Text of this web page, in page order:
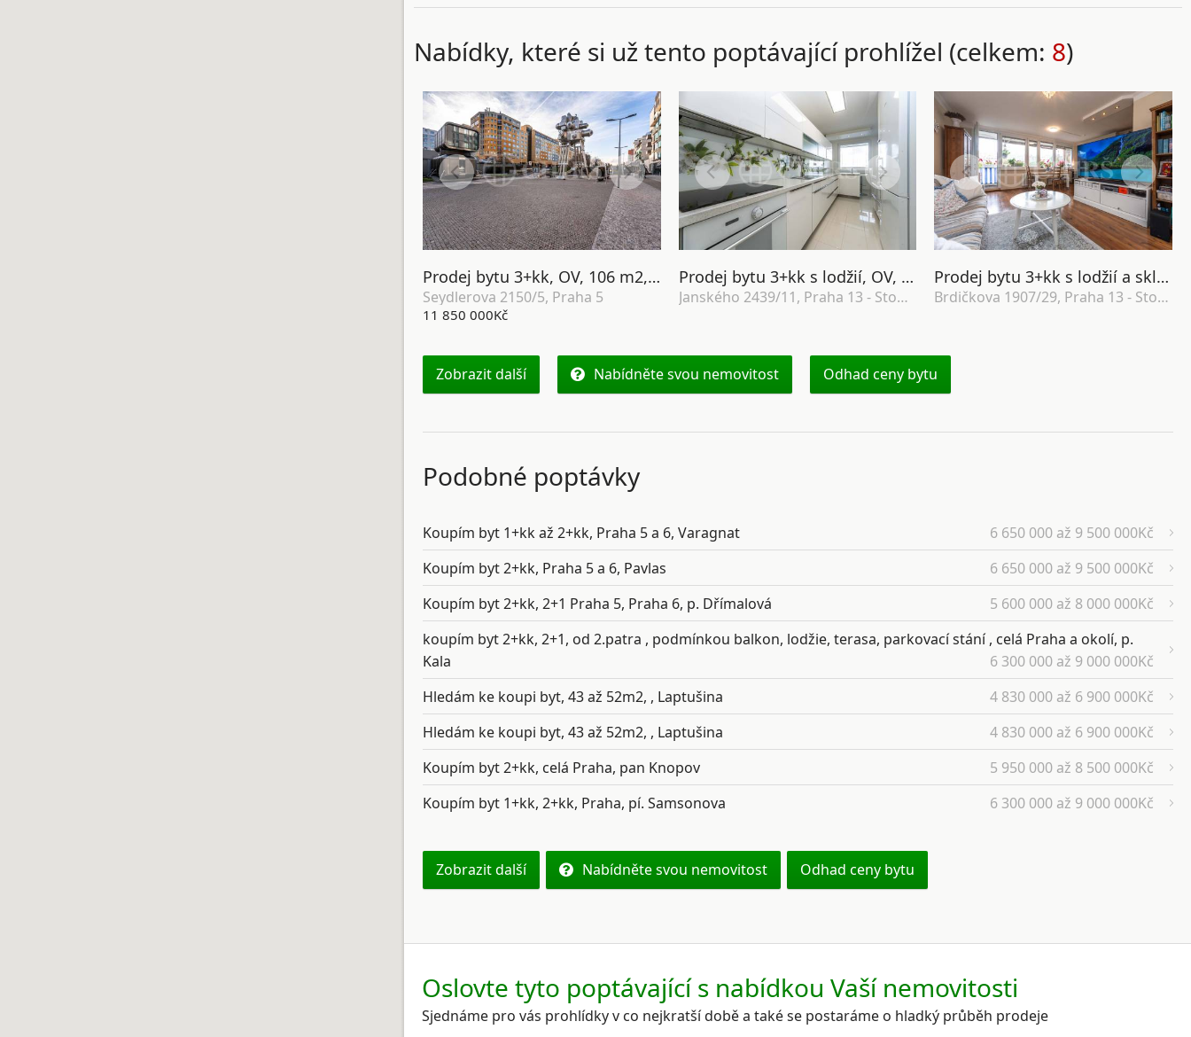
Nabídky, které si už tento poptávající prohlížel (celkem: 8)
Prodej bytu 3+kk, OV, 106 m2, ul. Seydlerova 2150/5, Praha 5 - Nové Butovice
Seydlerova 2150/5, Praha 5
11 850 000Kč
Prodej bytu 3+kk s lodžií, OV, 83m2, ul. Janského 2439/11, Praha 13 - Stodůlky
Janského 2439/11, Praha 13 - Stodůlky
Prodej bytu 3+kk s lodžií a sklepem, OV, 75m2, ul. Brdičkova 1907/29, Praha 13 - Stodůlky
Brdičkova 1907/29, Praha 13 - Stodůlky
Zobrazit další Nabídněte svou nemovitost Odhad ceny bytu
Podobné poptávky
Koupím byt 1+kk až 2+kk, Praha 5 a 6, Varagnat
6 650 000 až 9 500 000Kč
Koupím byt 2+kk, Praha 5 a 6, Pavlas
6 650 000 až 9 500 000Kč
Koupím byt 2+kk, 2+1 Praha 5, Praha 6, p. Dřímalová
5 600 000 až 8 000 000Kč
koupím byt 2+kk, 2+1, od 2.patra , podmínkou balkon, lodžie, terasa, parkovací stání , celá Praha a okolí, p.
Kala
6 300 000 až 9 000 000Kč
Hledám ke koupi byt, 43 až 52m2, , Laptušina
4 830 000 až 6 900 000Kč
Hledám ke koupi byt, 43 až 52m2, , Laptušina
4 830 000 až 6 900 000Kč
Koupím byt 2+kk, celá Praha, pan Knopov
5 950 000 až 8 500 000Kč
Koupím byt 1+kk, 2+kk, Praha, pí. Samsonova
6 300 000 až 9 000 000Kč
Zobrazit další Nabídněte svou nemovitost Odhad ceny bytu
Oslovte tyto poptávající s nabídkou Vaší nemovitosti
Sjednáme pro vás prohlídky v co nejkratší době a také se postaráme o hladký průběh prodeje